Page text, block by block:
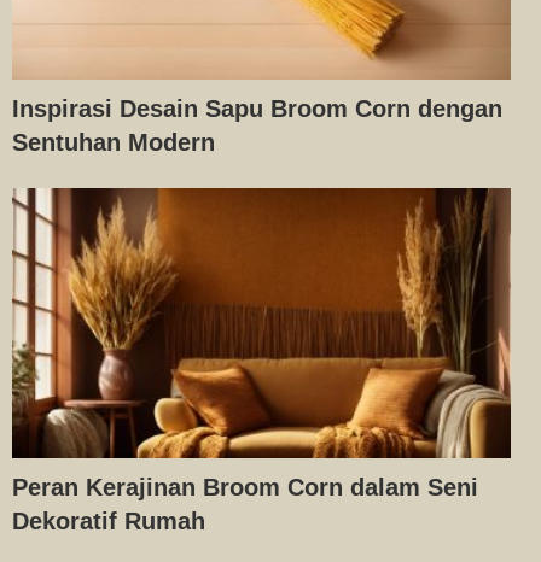
Inspirasi Desain Sapu Broom Corn dengan
Sentuhan Modern
Peran Kerajinan Broom Corn dalam Seni
Dekoratif Rumah